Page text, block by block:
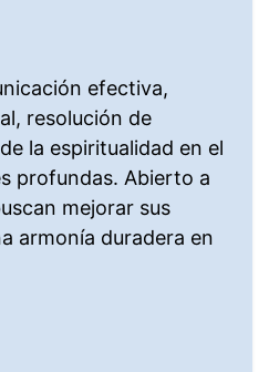
efectiva,
resolución de
la espiritualidad en el
profundas. Abierto a
mejorar sus
armonía duradera en